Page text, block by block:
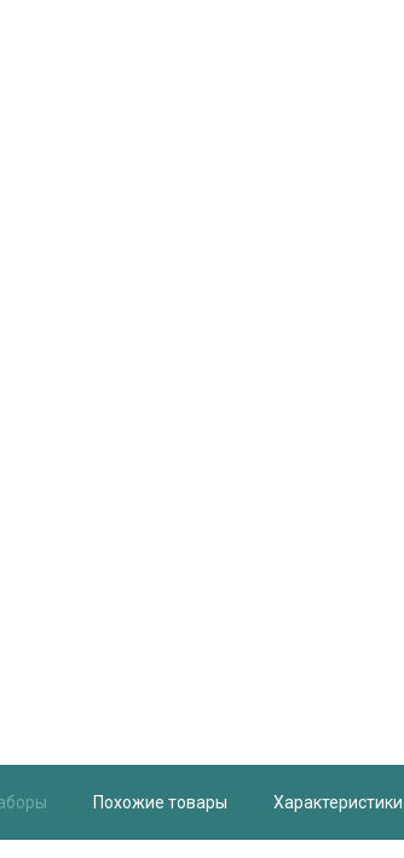
Похожие товары Характеристики